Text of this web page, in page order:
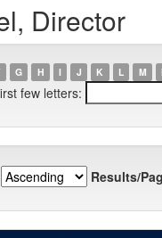
Director
G H I J K L M
few letters:
Results/